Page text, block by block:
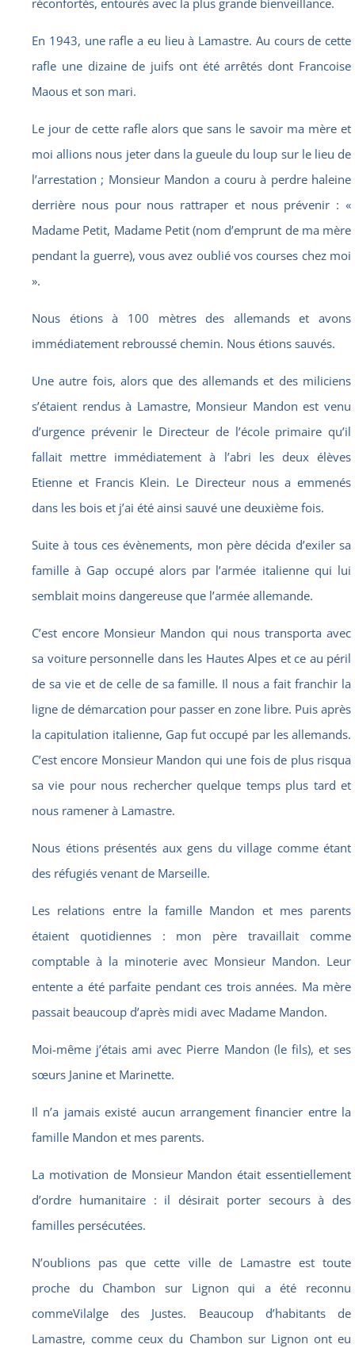
réconfortés, entourés avec la plus grande bienveillance.
En 1943, une rafle a eu lieu à Lamastre. Au cours de cette
rafle une dizaine de juifs ont été arrêtés dont Francoise
Maous et son mari.
Le jour de cette rafle alors que sans le savoir ma mère et
moi allions nous jeter dans la gueule du loup sur le lieu de
l’arrestation ; Monsieur Mandon a couru à perdre haleine
derrière nous pour nous rattraper et nous prévenir : «
Madame Petit, Madame Petit (nom d’emprunt de ma mère
pendant la guerre), vous avez oublié vos courses chez moi
».
Nous étions à 100 mètres des allemands et avons
immédiatement rebroussé chemin. Nous étions sauvés.
Une autre fois, alors que des allemands et des miliciens
s’étaient rendus à Lamastre, Monsieur Mandon est venu
d’urgence prévenir le Directeur de l’école primaire qu’il
fallait mettre immédiatement à l’abri les deux élèves
Etienne et Francis Klein. Le Directeur nous a emmenés
dans les bois et j’ai été ainsi sauvé une deuxième fois.
Suite à tous ces évènements, mon père décida d’exiler sa
famille à Gap occupé alors par l’armée italienne qui lui
semblait moins dangereuse que l’armée allemande.
C’est encore Monsieur Mandon qui nous transporta avec
sa voiture personnelle dans les Hautes Alpes et ce au péril
de sa vie et de celle de sa famille. Il nous a fait franchir la
ligne de démarcation pour passer en zone libre. Puis après
la capitulation italienne, Gap fut occupé par les allemands.
C’est encore Monsieur Mandon qui une fois de plus risqua
sa vie pour nous rechercher quelque temps plus tard et
nous ramener à Lamastre.
Nous étions présentés aux gens du village comme étant
des réfugiés venant de Marseille.
Les relations entre la famille Mandon et mes parents
étaient quotidiennes : mon père travaillait comme
comptable à la minoterie avec Monsieur Mandon. Leur
entente a été parfaite pendant ces trois années. Ma mère
passait beaucoup d’après midi avec Madame Mandon.
Moi-même j’étais ami avec Pierre Mandon (le fils), et ses
sœurs Janine et Marinette.
Il n’a jamais existé aucun arrangement financier entre la
famille Mandon et mes parents.
La motivation de Monsieur Mandon était essentiellement
d’ordre humanitaire : il désirait porter secours à des
familles persécutées.
N’oublions pas que cette ville de Lamastre est toute
proche du Chambon sur Lignon qui a été reconnu
commeVilalge des Justes. Beaucoup d’habitants de
Lamastre, comme ceux du Chambon sur Lignon ont eu